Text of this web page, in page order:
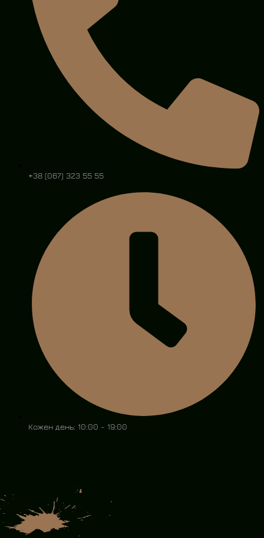
+38 (067) 323 55 55
Кожен день: 10:00 - 19:00